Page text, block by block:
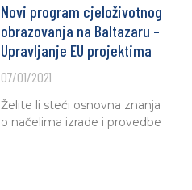
Novi program cjeloživotnog
obrazovanja na Baltazaru –
Upravljanje EU projektima
07/01/2021
Želite li steći osnovna znanja
o načelima izrade i provedbe